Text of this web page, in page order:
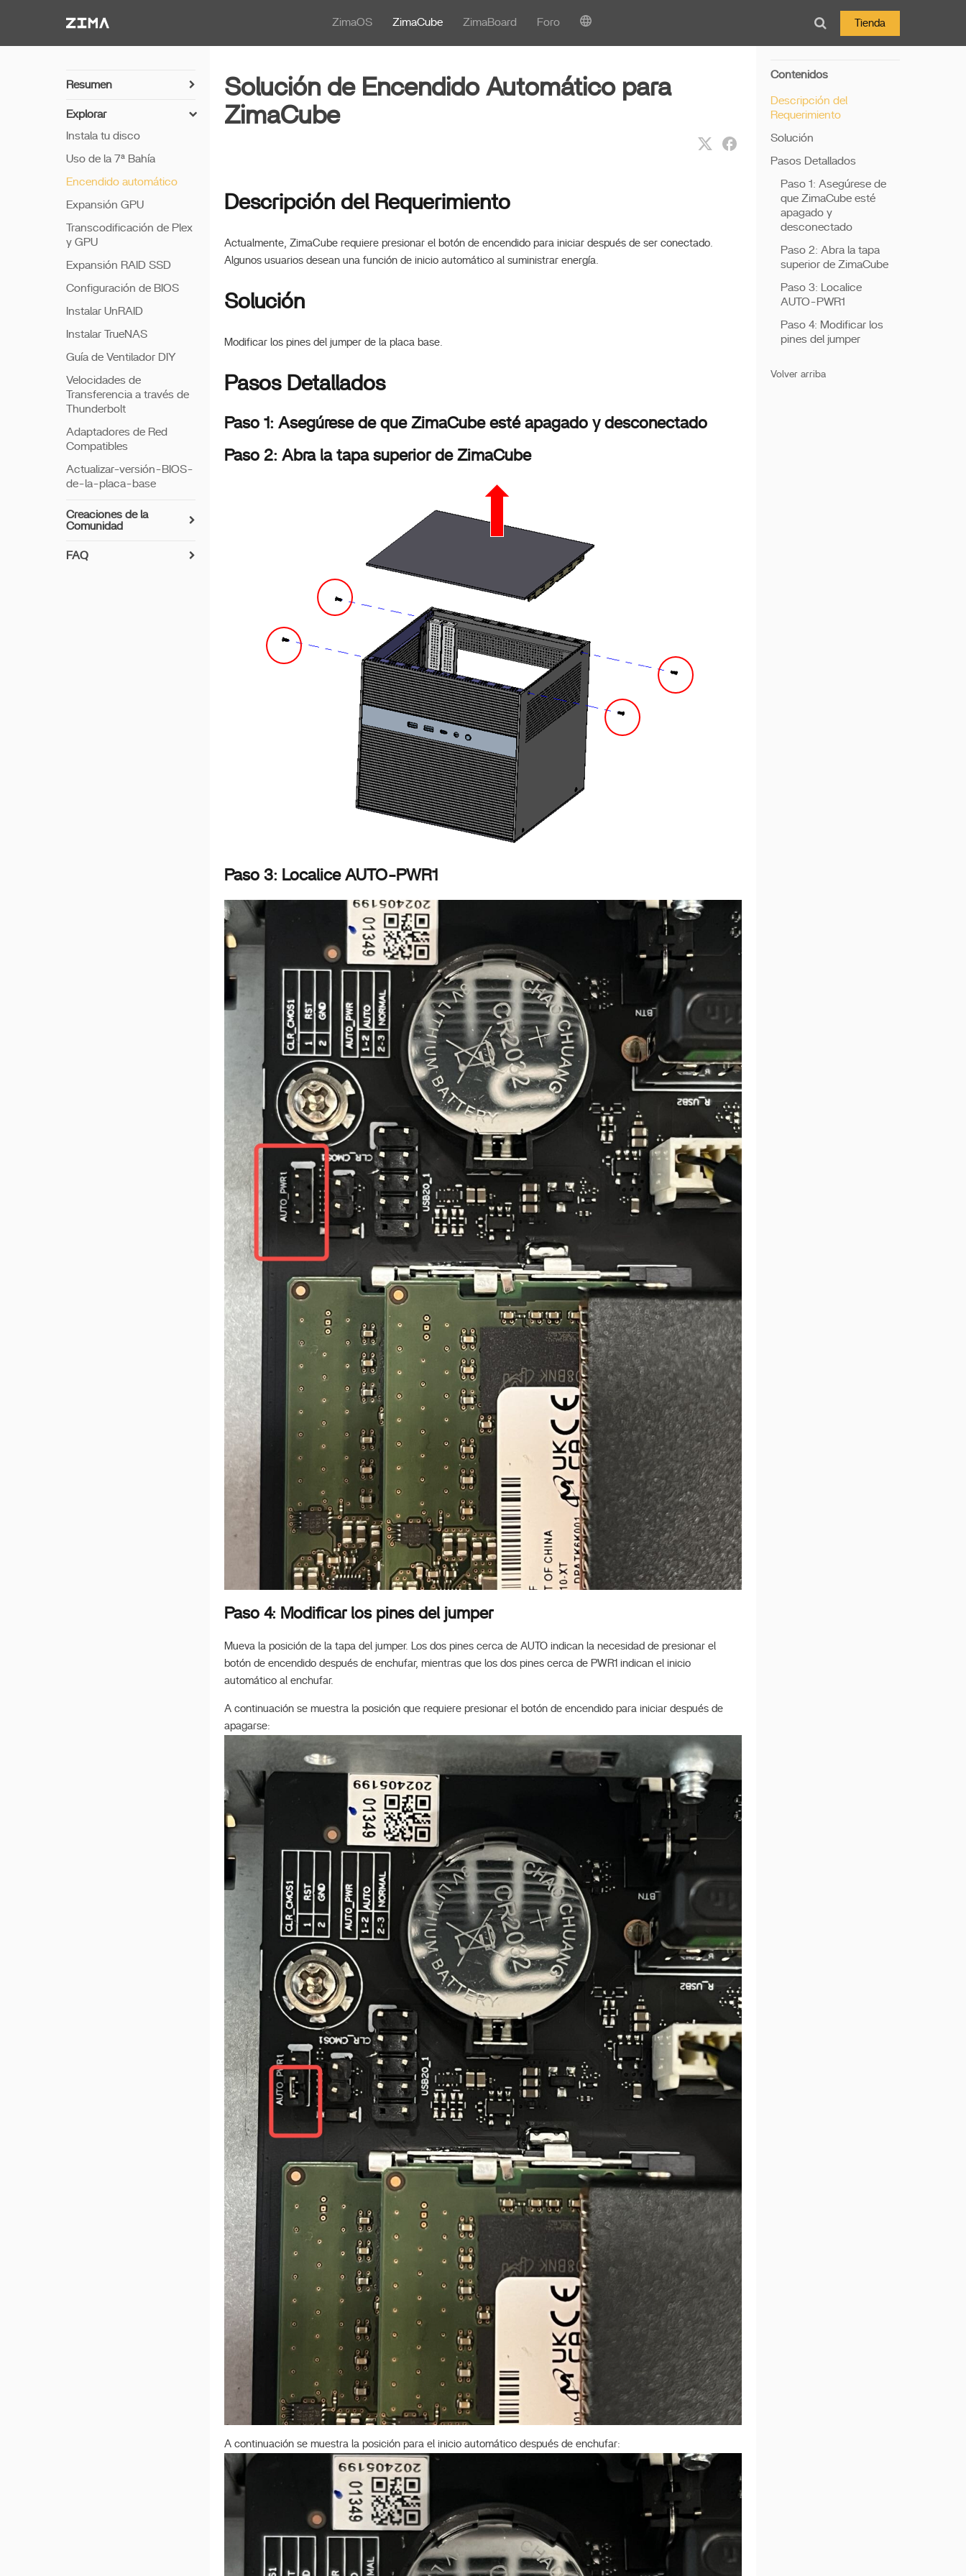
ZimaOS ZimaCube ZimaBoard Foro Tienda
Solución de Encendido Automático para
ZimaCube
Descripción del Requerimiento
Actualmente, ZimaCube requiere presionar el botón de encendido para iniciar después de ser conectado.
Algunos usuarios desean una función de inicio automático al suministrar energía.
Solución
Modificar los pines del jumper de la placa base.
Pasos Detallados
Paso 1: Asegúrese de que ZimaCube esté apagado y desconectado
Paso 2: Abra la tapa superior de ZimaCube
Paso 3: Localice AUTO-PWR1
Paso 4: Modificar los pines del jumper
Mueva la posición de la tapa del jumper. Los dos pines cerca de AUTO indican la necesidad de presionar el
botón de encendido después de enchufar, mientras que los dos pines cerca de PWR1 indican el inicio
automático al enchufar.
A continuación se muestra la posición que requiere presionar el botón de encendido para iniciar después de
apagarse:
A continuación se muestra la posición para el inicio automático después de enchufar:
Contenidos
Descripción del
Requerimiento
Solución
Pasos Detallados
Paso 1: Asegúrese de
que ZimaCube esté
apagado y
desconectado
Paso 2: Abra la tapa
superior de ZimaCube
Paso 3: Localice
AUTO-PWR1
Paso 4: Modificar los
pines del jumper
Volver arriba
Resumen
PC Directo
Resumen del Hardware
Detalles del Hardware
Explorar
Instala tu disco
Uso de la 7ª Bahía
Encendido automático
Expansión GPU
Transcodificación de Plex
y GPU
Expansión RAID SSD
Configuración de BIOS
Instalar UnRAID
Instalar TrueNAS
Guía de Ventilador DIY
Velocidades de
Transferencia a través de
Thunderbolt
Adaptadores de Red
Compatibles
Actualizar-versión-BIOS-
de-la-placa-base
Creaciones de la
Comunidad
FAQ